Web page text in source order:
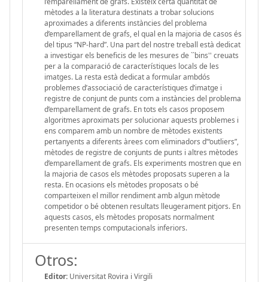
mètodes a la literatura destinats a trobar solucions
aproximades a diferents instàncies del problema
d’emparellament de grafs, el qual en la majoria de casos és
del tipus “NP-hard”. Una part del nostre treball està dedicat
a investigar els beneficis de les mesures de ``bins'' creuats
per a la comparació de característiques locals de les
imatges. La resta està dedicat a formular ambdós
problemes d’associació de característiques d’imatge i
registre de conjunt de punts com a instàncies del problema
d’emparellament de grafs. En tots els casos proposem
algoritmes aproximats per solucionar aquests problemes i
ens comparem amb un nombre de mètodes existents
pertanyents a diferents àrees com eliminadors d’“outliers”,
mètodes de registre de conjunts de punts i altres mètodes
d’emparellament de grafs. Els experiments mostren que en
la majoria de casos els mètodes proposats superen a la
resta. En ocasions els mètodes proposats o bé
comparteixen el millor rendiment amb algun mètode
competidor o bé obtenen resultats lleugerament pitjors. En
aquests casos, els mètodes proposats normalment
presenten temps computacionals inferiors.
Otros:
Editor: Universitat Rovira i Virgili